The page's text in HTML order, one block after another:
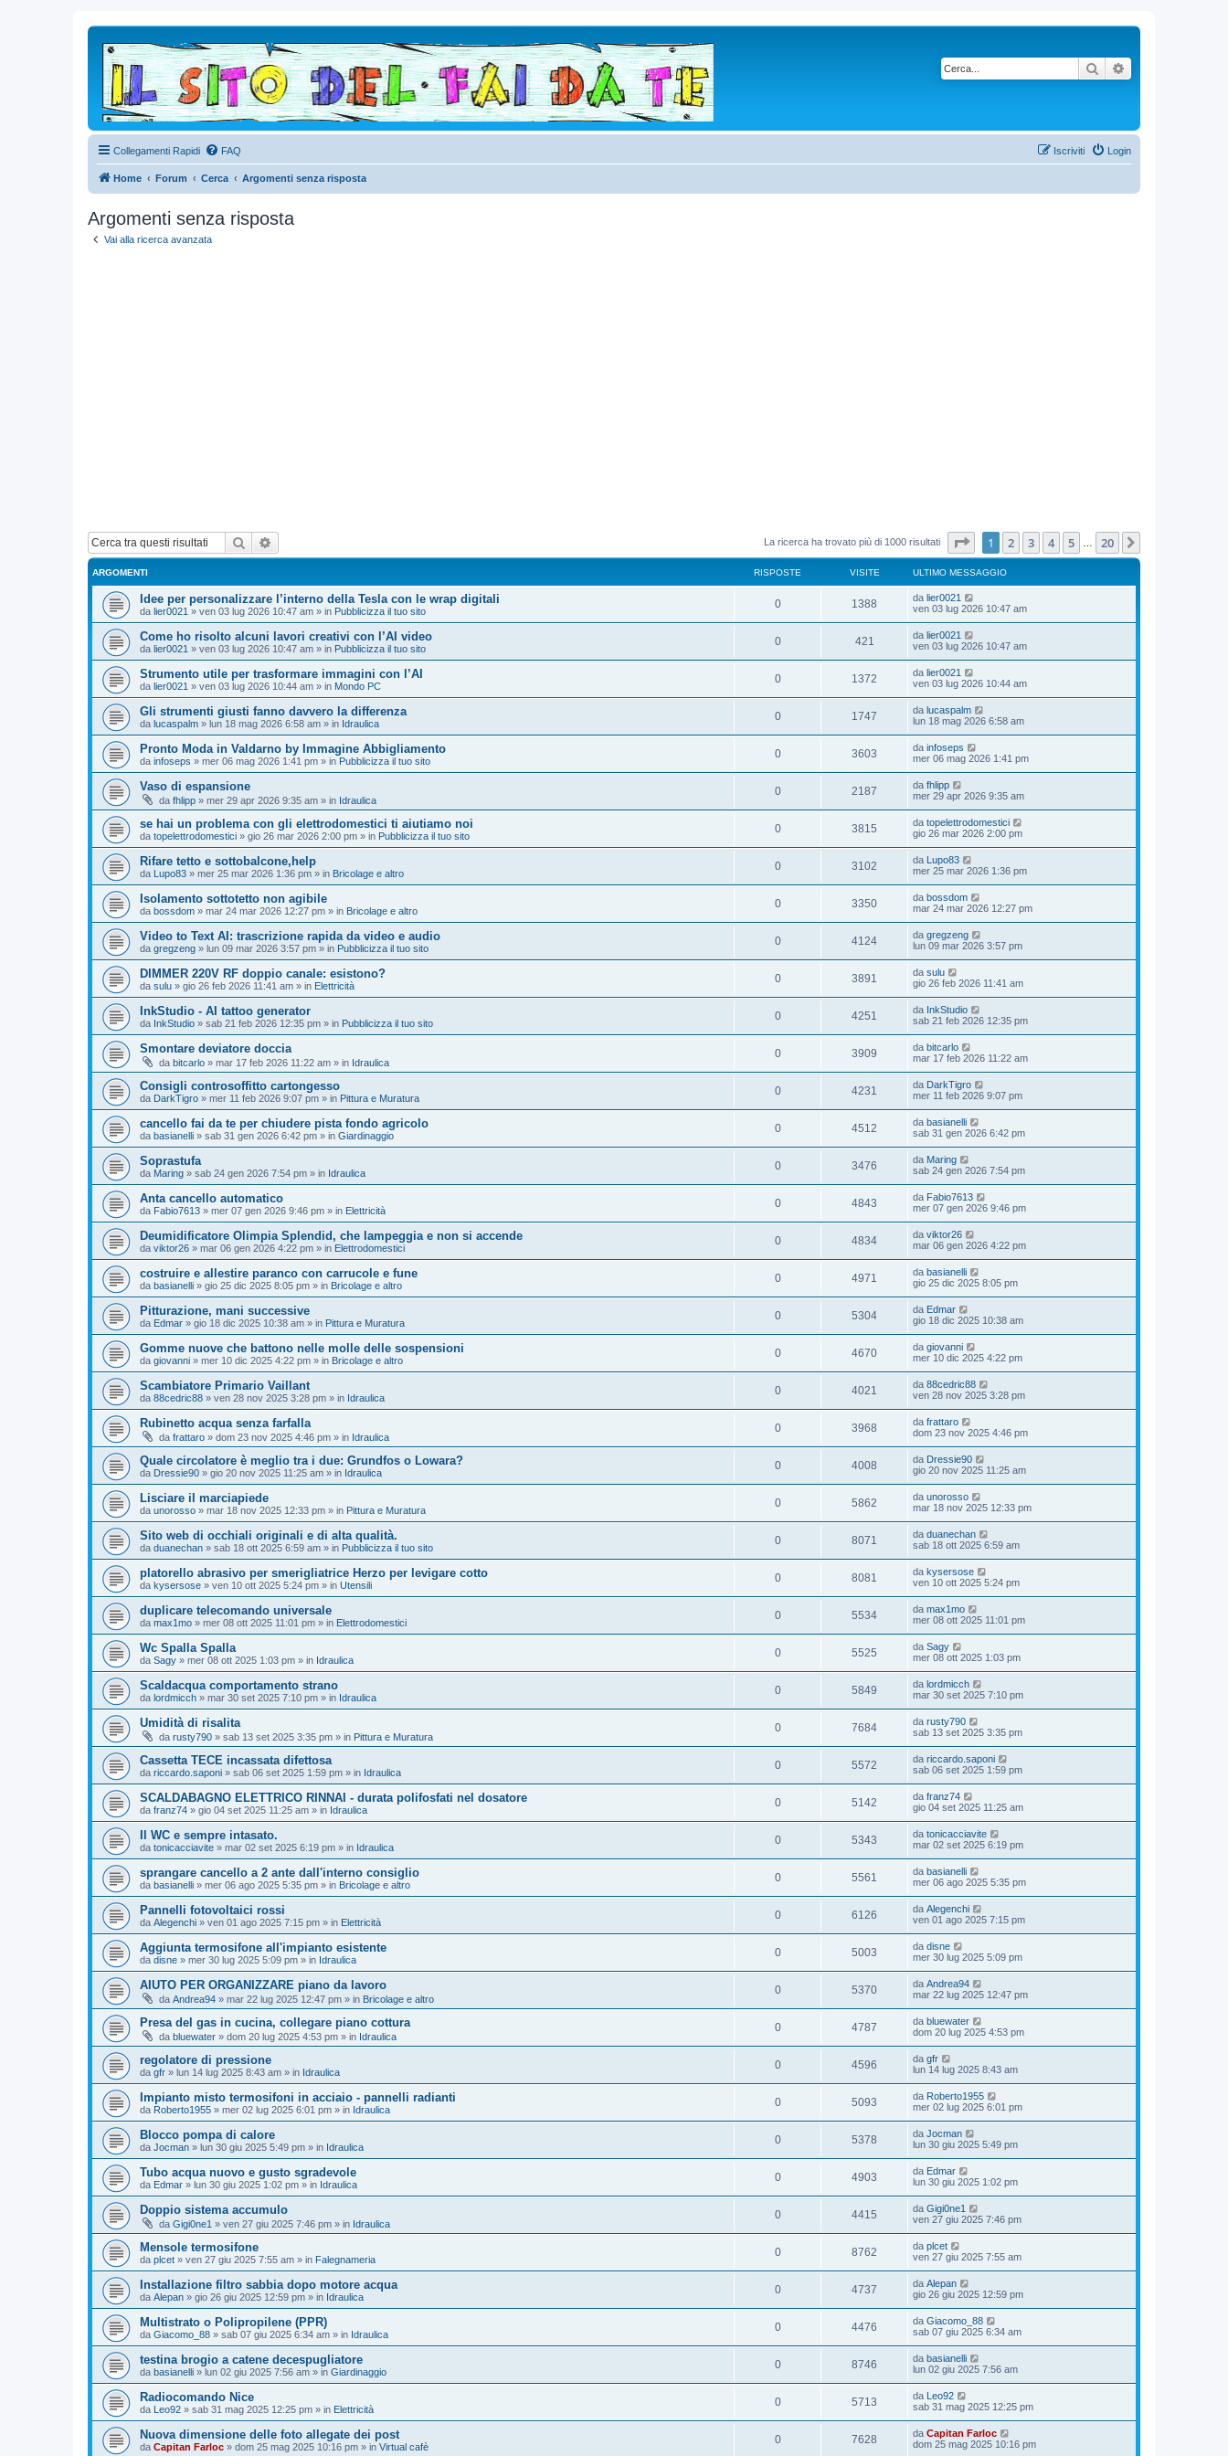
Cerca
Collegamenti Rapidi FAQ Login
Iscriviti
Home Forum Cerca Argomenti senza risposta
Argomenti senza risposta
Vai alla ricerca avanzata
Cerca La ricerca ha trovato più di 1000 risultati Pagina1 di
1 2 3 4 5 20
ARGOMENTI RISPOSTE VISITE ULTIMO MESSAGGIO
Idee per personalizzare l’interno della Tesla con le wrap digitali
da lier0021 » ven 03 lug 2026 10:47 am » in Pubblicizza il tuo sito
0 1388 da lier0021
ven 03 lug 2026 10:47 am
Come ho risolto alcuni lavori creativi con l’AI video
da lier0021 » ven 03 lug 2026 10:47 am » in Pubblicizza il tuo sito
0 421 da lier0021
ven 03 lug 2026 10:47 am
Strumento utile per trasformare immagini con l’AI
da lier0021 » ven 03 lug 2026 10:44 am » in Mondo PC
0 1372 da lier0021
ven 03 lug 2026 10:44 am
Gli strumenti giusti fanno davvero la differenza
da lucaspalm » lun 18 mag 2026 6:58 am » in Idraulica
0 1747 da lucaspalm
lun 18 mag 2026 6:58 am
Pronto Moda in Valdarno by Immagine Abbigliamento
da infoseps » mer 06 mag 2026 1:41 pm » in Pubblicizza il tuo sito
0 3603 da infoseps
mer 06 mag 2026 1:41 pm
Vaso di espansione
da fhlipp » mer 29 apr 2026 9:35 am » in Idraulica
0 2187 da fhlipp
mer 29 apr 2026 9:35 am
se hai un problema con gli elettrodomestici ti aiutiamo noi
da topelettrodomestici » gio 26 mar 2026 2:00 pm » in Pubblicizza il tuo sito
0 3815 da topelettrodomestici
gio 26 mar 2026 2:00 pm
Rifare tetto e sottobalcone,help
da Lupo83 » mer 25 mar 2026 1:36 pm » in Bricolage e altro
0 3102 da Lupo83
mer 25 mar 2026 1:36 pm
Isolamento sottotetto non agibile
da bossdom » mar 24 mar 2026 12:27 pm » in Bricolage e altro
0 3350 da bossdom
mar 24 mar 2026 12:27 pm
Video to Text AI: trascrizione rapida da video e audio
da gregzeng » lun 09 mar 2026 3:57 pm » in Pubblicizza il tuo sito
0 4124 da gregzeng
lun 09 mar 2026 3:57 pm
DIMMER 220V RF doppio canale: esistono?
da sulu » gio 26 feb 2026 11:41 am » in Elettricità
0 3891 da sulu
gio 26 feb 2026 11:41 am
InkStudio - AI tattoo generator
da InkStudio » sab 21 feb 2026 12:35 pm » in Pubblicizza il tuo sito
0 4251 da InkStudio
sab 21 feb 2026 12:35 pm
Smontare deviatore doccia
da bitcarlo » mar 17 feb 2026 11:22 am » in Idraulica
0 3909 da bitcarlo
mar 17 feb 2026 11:22 am
Consigli controsoffitto cartongesso
da DarkTigro » mer 11 feb 2026 9:07 pm » in Pittura e Muratura
0 4231 da DarkTigro
mer 11 feb 2026 9:07 pm
cancello fai da te per chiudere pista fondo agricolo
da basianelli » sab 31 gen 2026 6:42 pm » in Giardinaggio
0 4512 da basianelli
sab 31 gen 2026 6:42 pm
Soprastufa
da Maring » sab 24 gen 2026 7:54 pm » in Idraulica
0 3476 da Maring
sab 24 gen 2026 7:54 pm
Anta cancello automatico
da Fabio7613 » mer 07 gen 2026 9:46 pm » in Elettricità
0 4843 da Fabio7613
mer 07 gen 2026 9:46 pm
Deumidificatore Olimpia Splendid, che lampeggia e non si accende
da viktor26 » mar 06 gen 2026 4:22 pm » in Elettrodomestici
0 4834 da viktor26
mar 06 gen 2026 4:22 pm
costruire e allestire paranco con carrucole e fune
da basianelli » gio 25 dic 2025 8:05 pm » in Bricolage e altro
0 4971 da basianelli
gio 25 dic 2025 8:05 pm
Pitturazione, mani successive
da Edmar » gio 18 dic 2025 10:38 am » in Pittura e Muratura
0 5304 da Edmar
gio 18 dic 2025 10:38 am
Gomme nuove che battono nelle molle delle sospensioni
da giovanni » mer 10 dic 2025 4:22 pm » in Bricolage e altro
0 4670 da giovanni
mer 10 dic 2025 4:22 pm
Scambiatore Primario Vaillant
da 88cedric88 » ven 28 nov 2025 3:28 pm » in Idraulica
0 4021 da 88cedric88
ven 28 nov 2025 3:28 pm
Rubinetto acqua senza farfalla
da frattaro » dom 23 nov 2025 4:46 pm » in Idraulica
0 3968 da frattaro
dom 23 nov 2025 4:46 pm
Quale circolatore è meglio tra i due: Grundfos o Lowara?
da Dressie90 » gio 20 nov 2025 11:25 am » in Idraulica
0 4008 da Dressie90
gio 20 nov 2025 11:25 am
Lisciare il marciapiede
da unorosso » mar 18 nov 2025 12:33 pm » in Pittura e Muratura
0 5862 da unorosso
mar 18 nov 2025 12:33 pm
Sito web di occhiali originali e di alta qualità.
da duanechan » sab 18 ott 2025 6:59 am » in Pubblicizza il tuo sito
0 8071 da duanechan
sab 18 ott 2025 6:59 am
platorello abrasivo per smerigliatrice Herzo per levigare cotto
da kysersose » ven 10 ott 2025 5:24 pm » in Utensili
0 8081 da kysersose
ven 10 ott 2025 5:24 pm
duplicare telecomando universale
da max1mo » mer 08 ott 2025 11:01 pm » in Elettrodomestici
0 5534 da max1mo
mer 08 ott 2025 11:01 pm
Wc Spalla Spalla
da Sagy » mer 08 ott 2025 1:03 pm » in Idraulica
0 5525 da Sagy
mer 08 ott 2025 1:03 pm
Scaldacqua comportamento strano
da lordmicch » mar 30 set 2025 7:10 pm » in Idraulica
0 5849 da lordmicch
mar 30 set 2025 7:10 pm
Umidità di risalita
da rusty790 » sab 13 set 2025 3:35 pm » in Pittura e Muratura
0 7684 da rusty790
sab 13 set 2025 3:35 pm
Cassetta TECE incassata difettosa
da riccardo.saponi » sab 06 set 2025 1:59 pm » in Idraulica
0 5572 da riccardo.saponi
sab 06 set 2025 1:59 pm
SCALDABAGNO ELETTRICO RINNAI - durata polifosfati nel dosatore
da franz74 » gio 04 set 2025 11:25 am » in Idraulica
0 5142 da franz74
gio 04 set 2025 11:25 am
Il WC e sempre intasato.
da tonicacciavite » mar 02 set 2025 6:19 pm » in Idraulica
0 5343 da tonicacciavite
mar 02 set 2025 6:19 pm
sprangare cancello a 2 ante dall'interno consiglio
da basianelli » mer 06 ago 2025 5:35 pm » in Bricolage e altro
0 5561 da basianelli
mer 06 ago 2025 5:35 pm
Pannelli fotovoltaici rossi
da Alegenchi » ven 01 ago 2025 7:15 pm » in Elettricità
0 6126 da Alegenchi
ven 01 ago 2025 7:15 pm
Aggiunta termosifone all'impianto esistente
da disne » mer 30 lug 2025 5:09 pm » in Idraulica
0 5003 da disne
mer 30 lug 2025 5:09 pm
AIUTO PER ORGANIZZARE piano da lavoro
da Andrea94 » mar 22 lug 2025 12:47 pm » in Bricolage e altro
0 5370 da Andrea94
mar 22 lug 2025 12:47 pm
Presa del gas in cucina, collegare piano cottura
da bluewater » dom 20 lug 2025 4:53 pm » in Idraulica
0 4787 da bluewater
dom 20 lug 2025 4:53 pm
regolatore di pressione
da gfr » lun 14 lug 2025 8:43 am » in Idraulica
0 4596 da gfr
lun 14 lug 2025 8:43 am
Impianto misto termosifoni in acciaio - pannelli radianti
da Roberto1955 » mer 02 lug 2025 6:01 pm » in Idraulica
0 5093 da Roberto1955
mer 02 lug 2025 6:01 pm
Blocco pompa di calore
da Jocman » lun 30 giu 2025 5:49 pm » in Idraulica
0 5378 da Jocman
lun 30 giu 2025 5:49 pm
Tubo acqua nuovo e gusto sgradevole
da Edmar » lun 30 giu 2025 1:02 pm » in Idraulica
0 4903 da Edmar
lun 30 giu 2025 1:02 pm
Doppio sistema accumulo
da Gigi0ne1 » ven 27 giu 2025 7:46 pm » in Idraulica
0 4415 da Gigi0ne1
ven 27 giu 2025 7:46 pm
Mensole termosifone
da plcet » ven 27 giu 2025 7:55 am » in Falegnameria
0 8762 da plcet
ven 27 giu 2025 7:55 am
Installazione filtro sabbia dopo motore acqua
da Alepan » gio 26 giu 2025 12:59 pm » in Idraulica
0 4737 da Alepan
gio 26 giu 2025 12:59 pm
Multistrato o Polipropilene (PPR)
da Giacomo_88 » sab 07 giu 2025 6:34 am » in Idraulica
0 4476 da Giacomo_88
sab 07 giu 2025 6:34 am
testina brogio a catene decespugliatore
da basianelli » lun 02 giu 2025 7:56 am » in Giardinaggio
0 8746 da basianelli
lun 02 giu 2025 7:56 am
Radiocomando Nice
da Leo92 » sab 31 mag 2025 12:25 pm » in Elettricità
0 5713 da Leo92
sab 31 mag 2025 12:25 pm
Nuova dimensione delle foto allegate dei post
da Capitan Farloc » dom 25 mag 2025 10:16 pm » in Virtual cafè
0 7628 da Capitan Farloc
dom 25 mag 2025 10:16 pm